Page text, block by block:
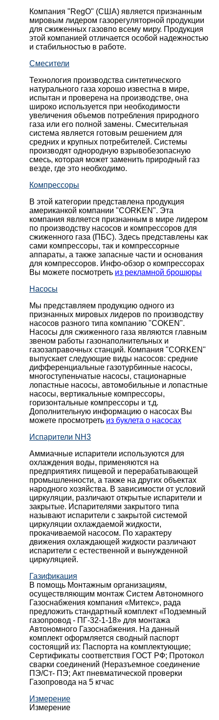
Компания "RegO" (США) является признанным
мировым лидером газорегуляторной продукции
для сжиженных газовпо всему миру. Продукция
этой компанией отличается особой надежностью
и стабильностью в работе.
Смесители
Технология производства синтетического
натурального газа хорошо известна в мире,
испытан и проверена на производстве, она
широко используется при необходимости
увеличения объемов потребления природного
газа или его полной замены. Смесительная
система является готовым решением для
средних и крупных потребителей. Системы
производят однородную взрывобезопасную
смесь, которая может заменить природный газ
везде, где это необходимо.
Компрессоры
В этой категории представлена продукция
американкой компании "CORKEN". Эта
компания является признанным в мире лидером
по производству насосов и компрессоров для
сжиженного газа (ПБС). Здесь представлены как
сами компрессоры, так и компрессорные
аппараты, а также запасные части и основания
для компрессоров. Инфо-обзор о компрессорах
Вы можете посмотреть из рекламной брошюры
Насосы
Мы представляем продукцию одного из
признанных мировых лидеров по производству
насосов разного типа компанию "COKEN".
Насосы для сжиженного газа являются главным
звеном работы газонаполнительных и
газозаправочных станций. Компания "CORKEN"
выпускает следующие виды насосов: cредние
дифференциальные газотурбинные насосы,
многоступеньчатые насосы, стационарные
лопастные насосы, автомобильные и лопaстные
насосы, вертикальные компрессоры,
горизонтальные компрессоры и т.д.
Дополнительную информацию о насосах Вы
можете просмотреть из буклета о насосах
Испарители NH3
Аммиачные испарители используются для
охлаждения воды, применяются на
предприятиях пищевой и перерабатывающей
промышленности, а также на других объектах
народного хозяйства. В зависимости от условий
циркуляции, различают открытые испарители и
закрытые. Испарителями закрытого типа
называют испарители с закрытой системой
циркуляции охлаждаемой жидкости,
прокачиваемой насосом. По характеру
движения охлаждающей жидкости различают
испарители с естественной и вынужденной
циркуляцией.
Газификация
В помощь Монтажным организациям,
осуществляющим монтаж Систем Автономного
Газоснабжения компания «Митекс», рада
предложить стандартный комплект «Подземный
газопровод - ПГ-32-1-18» для монтажа
Автономного Газоснабжения. На данный
комплект оформляется сводный паспорт
состоящий из: Паспорта на комплектующие;
Сертификаты соответствия ГОСТ РФ; Протокол
сварки соединений (Неразъемное соединение
ПЭ/Ст- ПЭ; Акт пневматической проверки
Газопровода на 5 кгчас
Измерение
Измерение